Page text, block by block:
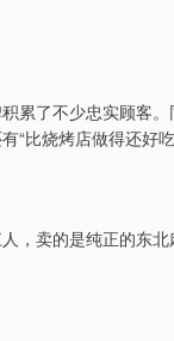
累了不少忠实顾客
“比烧烤店做得还好
，卖的是纯正的东